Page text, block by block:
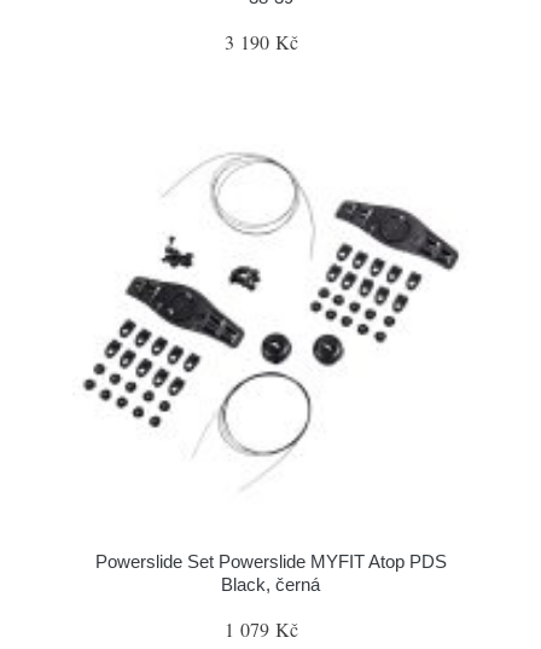
3 190 Kč
Powerslide Set Powerslide MYFIT Atop PDS
Black, černá
1 079 Kč